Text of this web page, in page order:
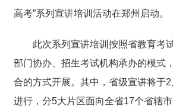
高考”系列宣讲培训活动在郑州启动。
此次系列宣讲培训按照省教育考
部门协办、招生考试机构承办的模式
合的方式开展。其中，省级宣讲将于
进行，分5大片区面向全省17个省辖